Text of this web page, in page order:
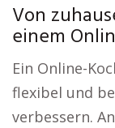
Von
einem
Ein Online-
flexibel und
verbessern.